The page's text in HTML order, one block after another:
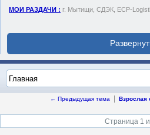
МОИ РАЗДАЧИ : г. Мытищи, СДЭК, ECP-
← Предыдущая тема Взрослая
Страница 1